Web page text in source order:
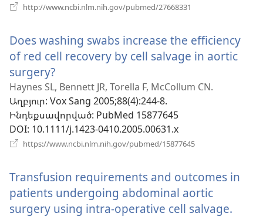
http://www.ncbi.nlm.nih.gov/pubmed/27668331
պատուհան)
Does washing swabs increase the efficiency
of red cell recovery by cell salvage in aortic
surgery?
է
նոր
պատուհան)
Haynes SL, Bennett JR, Torella F, McCollum CN.
Աղբյուր‎: Vox Sang 2005;88(4):244-8.
Ինդեքսավորված‎: PubMed 15877645
DOI‎: 10.1111/j.1423-0410.2005.00631.x
https://www.ncbi.nlm.nih.gov/pubmed/15877645
պատուհան)
Transfusion requirements and outcomes in
patients undergoing abdominal aortic
surgery using intra-operative cell salvage.